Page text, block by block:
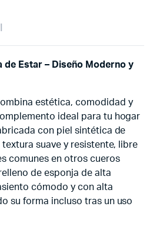
de Estar – Diseño Moderno y
estética, comodidad y
ideal para tu hogar
con piel sintética de
suave y resistente, libre
comunes en otros cueros
de esponja de alta
cómodo y con alta
su forma incluso tras un uso